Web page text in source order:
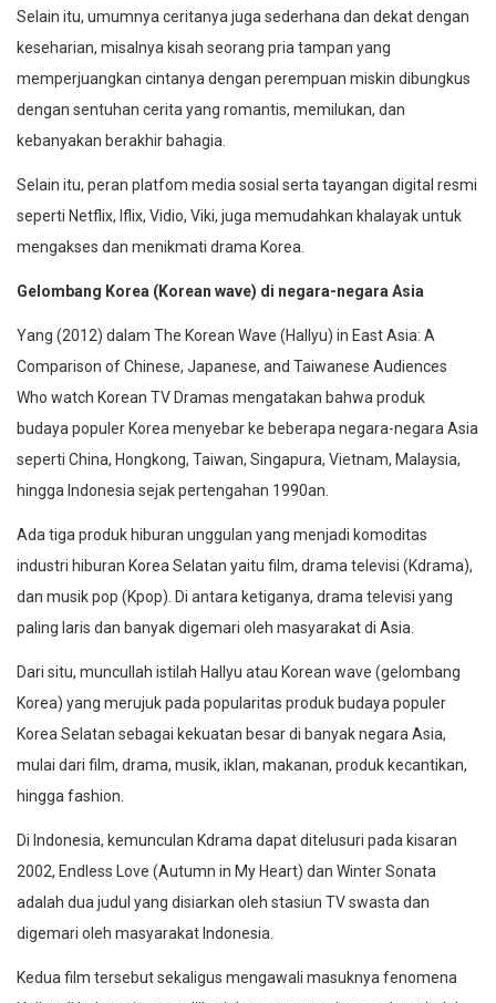
Selain itu, umumnya ceritanya juga sederhana dan dekat dengan
keseharian, misalnya kisah seorang pria tampan yang
memperjuangkan cintanya dengan perempuan miskin dibungkus
dengan sentuhan cerita yang romantis, memilukan, dan
kebanyakan berakhir bahagia.
Selain itu, peran platfom media sosial serta tayangan digital resmi
seperti Netflix, Iflix, Vidio, Viki, juga memudahkan khalayak untuk
mengakses dan menikmati drama Korea.
Gelombang Korea (Korean wave) di negara-negara Asia
Yang (2012) dalam The Korean Wave (Hallyu) in East Asia: A
Comparison of Chinese, Japanese, and Taiwanese Audiences
Who watch Korean TV Dramas mengatakan bahwa produk
budaya populer Korea menyebar ke beberapa negara-negara Asia
seperti China, Hongkong, Taiwan, Singapura, Vietnam, Malaysia,
hingga Indonesia sejak pertengahan 1990an.
Ada tiga produk hiburan unggulan yang menjadi komoditas
industri hiburan Korea Selatan yaitu film, drama televisi (Kdrama),
dan musik pop (Kpop). Di antara ketiganya, drama televisi yang
paling laris dan banyak digemari oleh masyarakat di Asia.
Dari situ, muncullah istilah Hallyu atau Korean wave (gelombang
Korea) yang merujuk pada popularitas produk budaya populer
Korea Selatan sebagai kekuatan besar di banyak negara Asia,
mulai dari film, drama, musik, iklan, makanan, produk kecantikan,
hingga fashion.
Di Indonesia, kemunculan Kdrama dapat ditelusuri pada kisaran
2002, Endless Love (Autumn in My Heart) dan Winter Sonata
adalah dua judul yang disiarkan oleh stasiun TV swasta dan
digemari oleh masyarakat Indonesia.
Kedua film tersebut sekaligus mengawali masuknya fenomena